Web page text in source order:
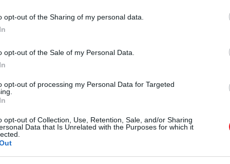
opt-out of the Sharing of my personal data.
opt-out of the Sale of my Personal Data.
opt-out of processing my Personal Data for Targeted
opt-out of Collection, Use, Retention, Sale, and/or Sharing
Data that Is Unrelated with the Purposes for which it
róla, hogy Michael Jackson meglepő
2024. NOVEMBER 3. ● HAMU ÉS GYÉMÁNT
telefonbetyárkodni –